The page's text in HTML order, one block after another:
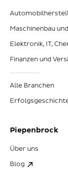
Maschinenbau
Elektronik, IT,
Finanzen und
Alle Branchen
Piepenbrock
Über uns
Blog